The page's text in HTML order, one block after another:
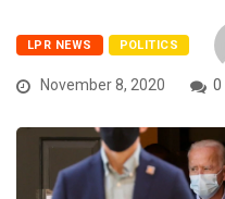
LPR NEWS POLITICS
November 8, 2020 0